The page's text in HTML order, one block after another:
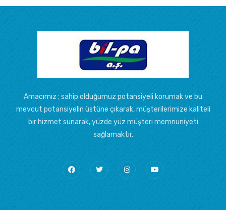
Amacımız ; sahip olduğumuz potansiyeli korumak ve bu
mevcut potansiyelin üstüne çıkarak, müşterilerimize kaliteli
bir hizmet sunarak, yüzde yüz müşteri memnuniyeti
sağlamaktır.